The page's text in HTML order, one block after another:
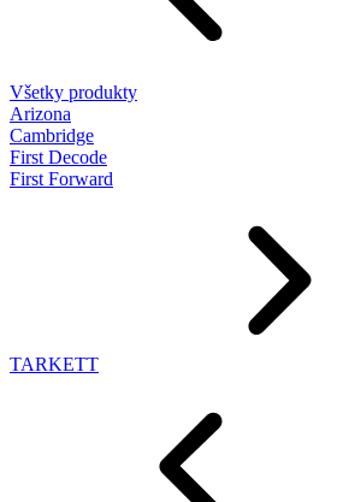
Všetky produkty
Arizona
Cambridge
First Decode
First Forward
TARKETT